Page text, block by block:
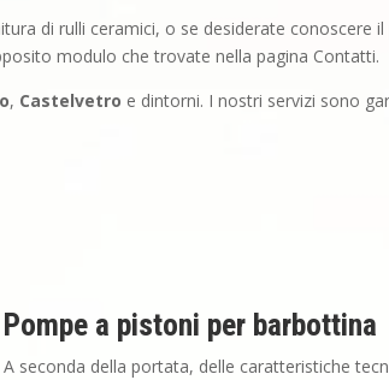
di rulli ceramici, o se desiderate conoscere
modulo che trovate nella pagina Contatti.
, Castelvetro e dintorni. I nostri servizi sono
Pompe a pistoni per barbottina
A seconda della portata, delle caratteristiche